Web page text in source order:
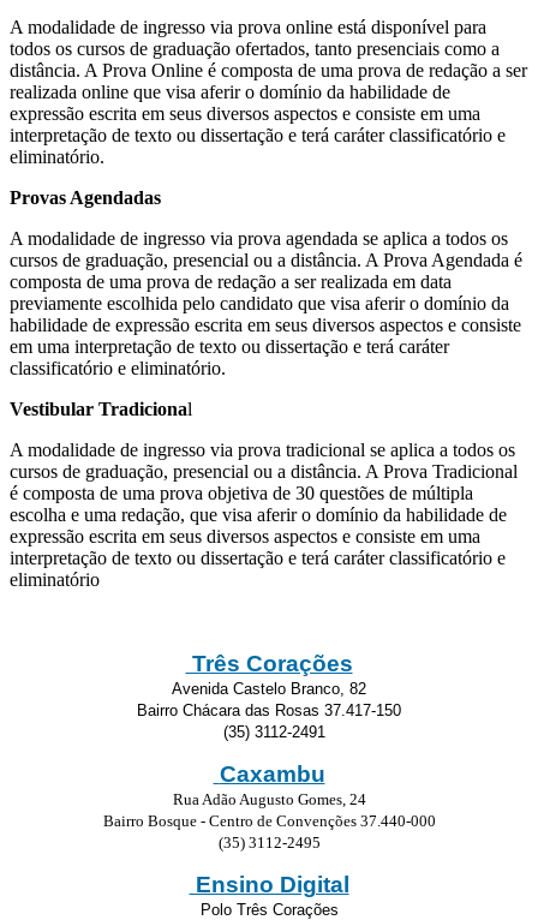
A modalidade de ingresso via prova online está disponível para
todos os cursos de graduação ofertados, tanto presenciais como a
distância. A Prova Online é composta de uma prova de redação a ser
realizada online que visa aferir o domínio da habilidade de
expressão escrita em seus diversos aspectos e consiste em uma
interpretação de texto ou dissertação e terá caráter classificatório e
eliminatório.
Provas Agendadas
A modalidade de ingresso via prova agendada se aplica a todos os
cursos de graduação, presencial ou a distância. A Prova Agendada é
composta de uma prova de redação a ser realizada em data
previamente escolhida pelo candidato que visa aferir o domínio da
habilidade de expressão escrita em seus diversos aspectos e consiste
em uma interpretação de texto ou dissertação e terá caráter
classificatório e eliminatório.
Vestibular Tradicional
A modalidade de ingresso via prova tradicional se aplica a todos os
cursos de graduação, presencial ou a distância. A Prova Tradicional
é composta de uma prova objetiva de 30 questões de múltipla
escolha e uma redação, que visa aferir o domínio da habilidade de
expressão escrita em seus diversos aspectos e consiste em uma
interpretação de texto ou dissertação e terá caráter classificatório e
eliminatório
Três Corações
Avenida Castelo Branco, 82
Bairro Chácara das Rosas 37.417-150
(35) 3112-2491
Caxambu
Rua Adão Augusto Gomes, 24
Bairro Bosque - Centro de Convenções 37.440-000
(35) 3112-2495
Ensino Digital
Polo Três Corações